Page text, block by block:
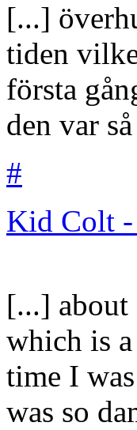
[...]
tiden
första
den var
#
Kid Colt
[...] about
which is
time I
was so